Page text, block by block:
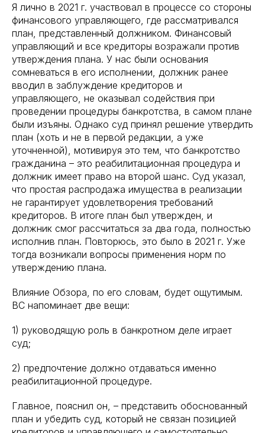
Я лично в 2021 г. участвовал в процессе со стороны
финансового управляющего, где рассматривался
план, представленный должником. Финансовый
управляющий и все кредиторы возражали против
утверждения плана. У нас были основания
сомневаться в его исполнении, должник ранее
вводил в заблуждение кредиторов и
управляющего, не оказывал содействия при
проведении процедуры банкротства, в самом плане
были изъяны. Однако суд принял решение утвердить
план (хоть и не в первой редакции, а уже
уточненной), мотивируя это тем, что банкротство
гражданина – это реабилитационная процедура и
должник имеет право на второй шанс. Суд указал,
что простая распродажа имущества в реализации
не гарантирует удовлетворения требований
кредиторов. В итоге план был утвержден, и
должник смог рассчитаться за два года, полностью
исполнив план. Повторюсь, это было в 2021 г. Уже
тогда возникали вопросы применения норм по
утверждению плана.
Влияние Обзора, по его словам, будет ощутимым.
ВС напоминает две вещи:
1) руководящую роль в банкротном деле играет
суд;
2) предпочтение должно отдаваться именно
реабилитационной процедуре.
Главное, пояснил он, – представить обоснованный
план и убедить суд, который не связан позицией